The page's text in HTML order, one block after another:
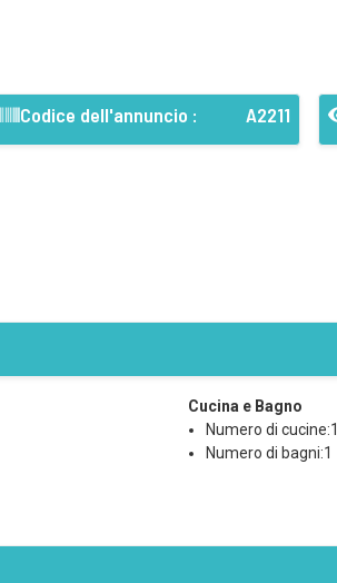
Codice dell'annuncio : A2211
Cucina e Bagno
Numero di cucine:1
Numero di bagni:1